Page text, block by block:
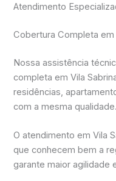
Atendimento
Cobertura Completa em
Nossa assistência
completa em Vila
residências,
com a mesma qualidade.
O atendimento em Vila
que conhecem bem a
garante maior agilidade